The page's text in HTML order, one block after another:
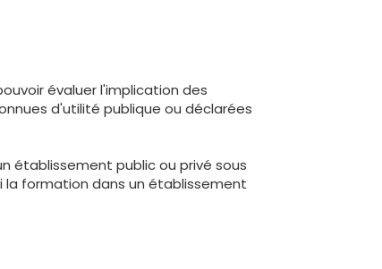
évaluer l'implication des
d'utilité publique ou déclarées
établissement public ou privé sous
la formation dans un établissement